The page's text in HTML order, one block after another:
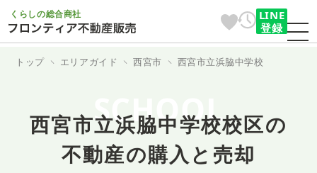
くらしの総合商社
LINE
登録
トップ エリアガイド 西宮市 西宮市立浜脇中学校
SCHOOL
西宮市立浜脇中学校校区の
不動産の購入と売却